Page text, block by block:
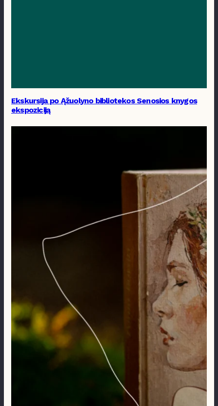
Ekskursija po Ąžuolyno bibliotekos Senosios knygos
ekspoziciją